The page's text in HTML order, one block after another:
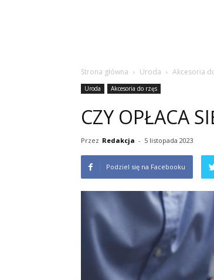
Strona główna Uroda Akcesoria
Uroda Akcesoria do rzęs
CZY OPŁACA
Przez Redakcja - 5 listopada 2023
Podziel się na Facebooku